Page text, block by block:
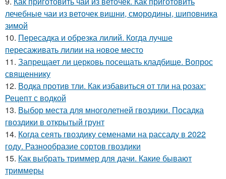
лечебные чаи из веточек вишни, смородины, шиповника
зимой
10. Пересадка и обрезка лилий. Когда лучше
пересаживать лилии на новое место
11. Запрещает ли церковь посещать кладбище. Вопрос
священнику
12. Водка против тли. Как избавиться от тли на розах:
Рецепт с водкой
13. Выбор места для многолетней гвоздики. Посадка
гвоздики в открытый грунт
14. Когда сеять гвоздику семенами на рассаду в 2022
году. Разнообразие сортов гвоздики
15. Как выбрать триммер для дачи. Какие бывают
триммеры